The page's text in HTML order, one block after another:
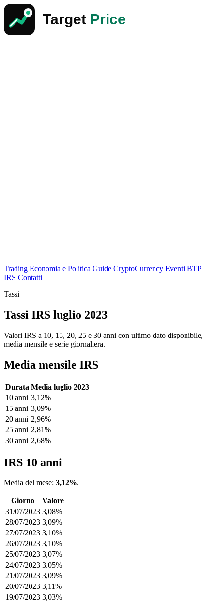
Trading Economia e Politica Guide CryptoCurrency Eventi BTP
IRS Contatti
Tassi
Tassi IRS luglio 2023
Valori IRS a 10, 15, 20, 25 e 30 anni con ultimo dato disponibile,
media mensile e serie giornaliera.
Media mensile IRS
Durata Media luglio 2023
10 anni 3,12%
15 anni 3,09%
20 anni 2,96%
25 anni 2,81%
30 anni 2,68%
IRS 10 anni
Media del mese: 3,12%.
Giorno
Valore
31/07/2023 3,08%
28/07/2023 3,09%
27/07/2023 3,10%
26/07/2023 3,10%
25/07/2023 3,07%
24/07/2023 3,05%
21/07/2023 3,09%
20/07/2023 3,11%
19/07/2023 3,03%